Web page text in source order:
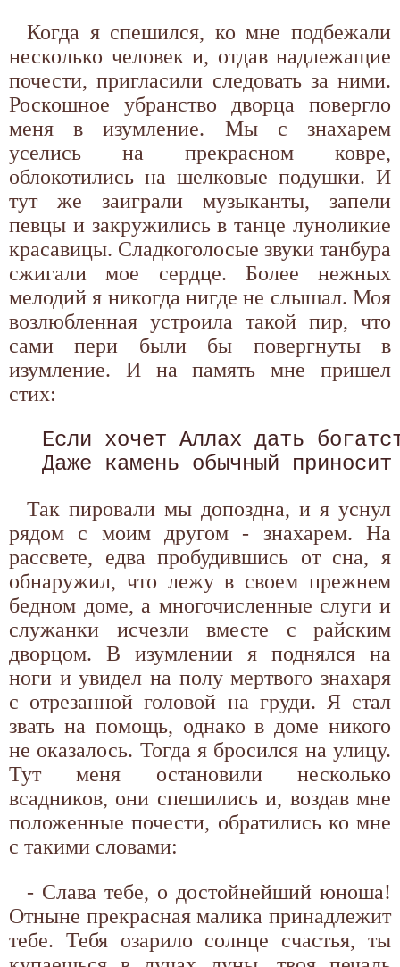
Когда я спешился, ко мне подбежали
несколько человек и, отдав надлежащие
почести, пригласили следовать за ними.
Роскошное убранство дворца повергло
меня в изумление. Мы с знахарем
уселись на прекрасном ковре,
облокотились на шелковые подушки. И
тут же заиграли музыканты, запели
певцы и закружились в танце луноликие
красавицы. Сладкоголосые звуки танбура
сжигали мое сердце. Более нежных
мелодий я никогда нигде не слышал. Моя
возлюбленная устроила такой пир, что
сами пери были бы повергнуты в
изумление. И на память мне пришел
стих:
Если хочет Аллах дать
Так пировали мы допоздна, и я уснул
рядом с моим другом - знахарем. На
рассвете, едва пробудившись от сна, я
обнаружил, что лежу в своем прежнем
бедном доме, а многочисленные слуги и
служанки исчезли вместе с райским
дворцом. В изумлении я поднялся на
ноги и увидел на полу мертвого знахаря
с отрезанной головой на груди. Я стал
звать на помощь, однако в доме никого
не оказалось. Тогда я бросился на улицу.
Тут меня остановили несколько
всадников, они спешились и, воздав мне
положенные почести, обратились ко мне
с такими словами:
- Слава тебе, о достойнейший юноша!
Отныне прекрасная малика принадлежит
тебе. Тебя озарило солнце счастья, ты